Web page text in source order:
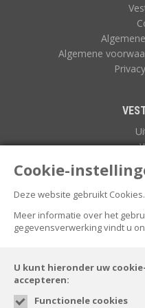
Cookie-
Deze website gebruikt Cookies.
Meer informatie over het
gegevensverwerking vindt u
U kunt hieronder uw
accepteren:
Functionele cookies
Algemene